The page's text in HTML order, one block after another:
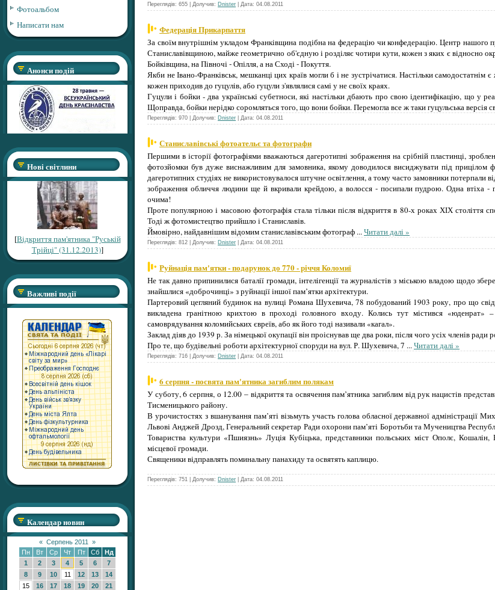
Фотоальбом
Написати нам
Анонси подій
Нові світлини
[Відкриття пам'ятника "Руській
Трійці" (31.12.2013)]
Важливі події
Календар новин
« Серпень 2011
»
Пн
Вт Ср Чт Пт Сб
Нд
1
2 3 4 5 6
7
8
9 10 11 12 13
14
15
16 17 18 19 20
21
Переглядів: 655 | Долучив: Dnister | Дата: 04.08.2011
Федерація Прикарпаття
За своїм внутрішнім укладом Франківщина подібна на федерацію чи конфедерацію. Центр нашого
Станиславівщиною, майже геометрично об'єдную і розділяє чотири кути, кожен з яких є відносно
Бойківщина, на Півночі - Опілля, а на Сході - Покуття.
Якби не Івано-Франківськ, мешканці цих країв могли б і не зустрічатися. Настільки
кожен приходив до гуцулів, або гуцули з'являлися самі у не своїх краях.
Гуцули і бойки - два українські субетноси, які настільки дбають про свою ідентифікацію, що у
Щоправда, бойки нерідко соромляться того, що вони бойки. Перемогла все ж таки гуцульська версія
Переглядів: 970 | Долучив: Dnister | Дата: 04.08.2011
Станиславівські фотоательє та фотографи
Першими в історії фотографіями вважаються дагеротипні зображення на срібній пластинці,
фотозйомки був дуже виснажливим для замовника, якому доводилося висиджувати під
дагеротипних студіях не використовувалося штучне освітлення, а тому часто замовники потерпали
зображення обличчя людини ще й вкривали крейдою, а волосся - посипали пудрою. Одна втіха -
очима!
Проте популярною і масовою фотографія стала тільки після відкриття в 80-х роках ХІХ століття
Тоді ж фотомистецтво прийшло і Станиславів.
Ймовірно, найдавнішим відомим станиславівським фотограф ...Читати далі »
Переглядів: 812 | Долучив: Dnister | Дата: 04.08.2011
Руйнація пам'ятки - подарунок до 770 - річчя Коломиї
Не так давно припинилися баталії громади, інтелігенції та журналістів з міською владою щодо
знайшлися «доброчинці» з руйнації іншої пам’ятки архітектури.
Партеровий цегляний будинок на вулиці Романа Шухевича, 78 побудований 1903 року, про що
викладена гранітною крихтою в проході головного входу. Колись тут містився «юденрат» –
самоврядування коломийських євреїв, або як його тоді називали «кагал».
Заклад діяв до 1939 р. За німецької окупації він проіснував ще два роки, після чого усіх членів ради
Про те, що будівельні роботи архітектурної споруди на вул. Р. Шухевича, 7 ...Читати далі »
Переглядів: 716 | Долучив: Dnister | Дата: 04.08.2011
6 серпня - посвята пам'ятника загиблим полякам
У суботу, 6 серпня, о 12.00 – відкриття та освячення пам’ятника загиблим від рук нацистів
Тисменицького району.
В урочистостях з вшанування пам’яті візьмуть участь голова обласної державної адміністрації
Львові Анджей Дрозд, Генеральний секретар Ради охорони пам’яті Боротьби та Мучеництва
Товариства культури «Пшиязнь» Луція Кубіцька, представники польських міст Ополє,
місцевої громади.
Священики відправлять поминальну панахиду та освятять каплицю.
Переглядів: 751 | Долучив: Dnister | Дата: 04.08.2011